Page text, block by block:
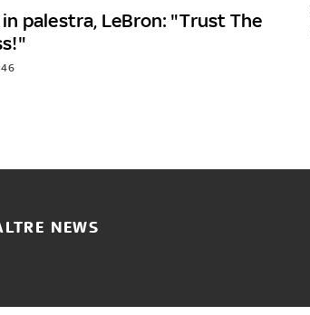
in palestra, LeBron: "Trust The
NEWS